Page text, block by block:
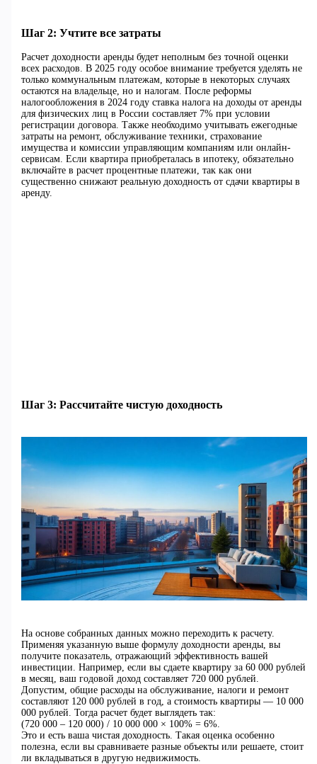
Шаг 2: Учтите все затраты
Расчет доходности аренды будет неполным без точной оценки
всех расходов. В 2025 году особое внимание требуется уделять не
только коммунальным платежам, которые в некоторых случаях
остаются на владельце, но и налогам. После реформы
налогообложения в 2024 году ставка налога на доходы от аренды
для физических лиц в России составляет 7% при условии
регистрации договора. Также необходимо учитывать ежегодные
затраты на ремонт, обслуживание техники, страхование
имущества и комиссии управляющим компаниям или онлайн-
сервисам. Если квартира приобреталась в ипотеку, обязательно
включайте в расчет процентные платежи, так как они
существенно снижают реальную доходность от сдачи квартиры в
аренду.
Шаг 3: Рассчитайте чистую доходность
На основе собранных данных можно переходить к расчету.
Применяя указанную выше формулу доходности аренды, вы
получите показатель, отражающий эффективность вашей
инвестиции. Например, если вы сдаете квартиру за 60 000 рублей
в месяц, ваш годовой доход составляет 720 000 рублей.
Допустим, общие расходы на обслуживание, налоги и ремонт
составляют 120 000 рублей в год, а стоимость квартиры — 10 000
000 рублей. Тогда расчет будет выглядеть так:
(720 000 – 120 000) / 10 000 000 × 100% = 6%.
Это и есть ваша чистая доходность. Такая оценка особенно
полезна, если вы сравниваете разные объекты или решаете, стоит
ли вкладываться в другую недвижимость.